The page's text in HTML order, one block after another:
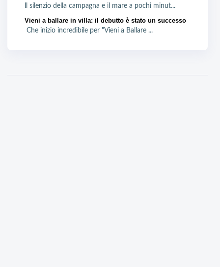
ll silenzio della campagna e il mare a pochi minut...
Vieni a ballare in villa: il debutto è stato un successo
Che inizio incredibile per "Vieni a Ballare ...